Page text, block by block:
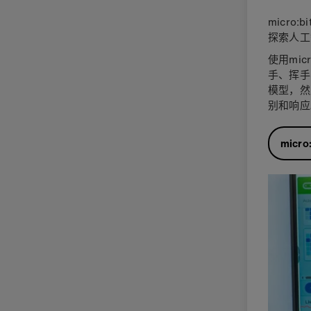
探索人
使用
手、挥
模型，
别和响